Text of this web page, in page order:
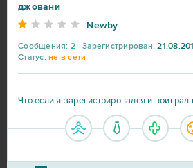
джовани
Newby
Сообщения: 2 Зарегистрирован:
Статус: не в сети
Что если я зарегистрировался и поиграл
My Sunny Resort
Star Conflict
Aion
CSGO Prime (B2P)